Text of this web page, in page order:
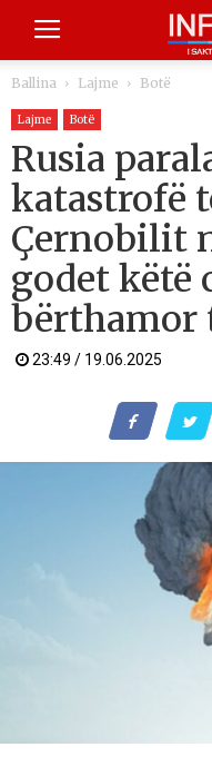
Ballina Lajme Botë
Lajme Botë
Rusia
katastrofë
Çernobilit
godet këtë
bërthamor
23:49 / 19.06.2025